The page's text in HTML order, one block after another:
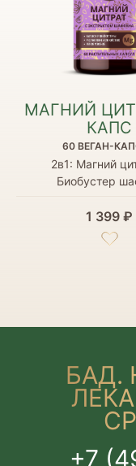
МАГНИЙ
КАПС
60 ВЕГАН-
2в1: Магний
Биобустер
1 399 ₽
БАД.
+7